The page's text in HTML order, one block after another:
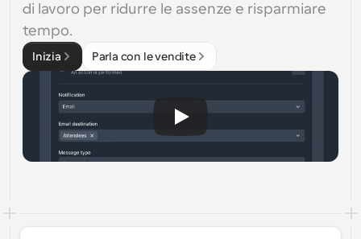
di lavoro per ridurre le assenze e risparmiare
tempo.
Inizia Parla con le vendite